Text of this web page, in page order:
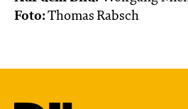
Foto:Thomas Rabsch